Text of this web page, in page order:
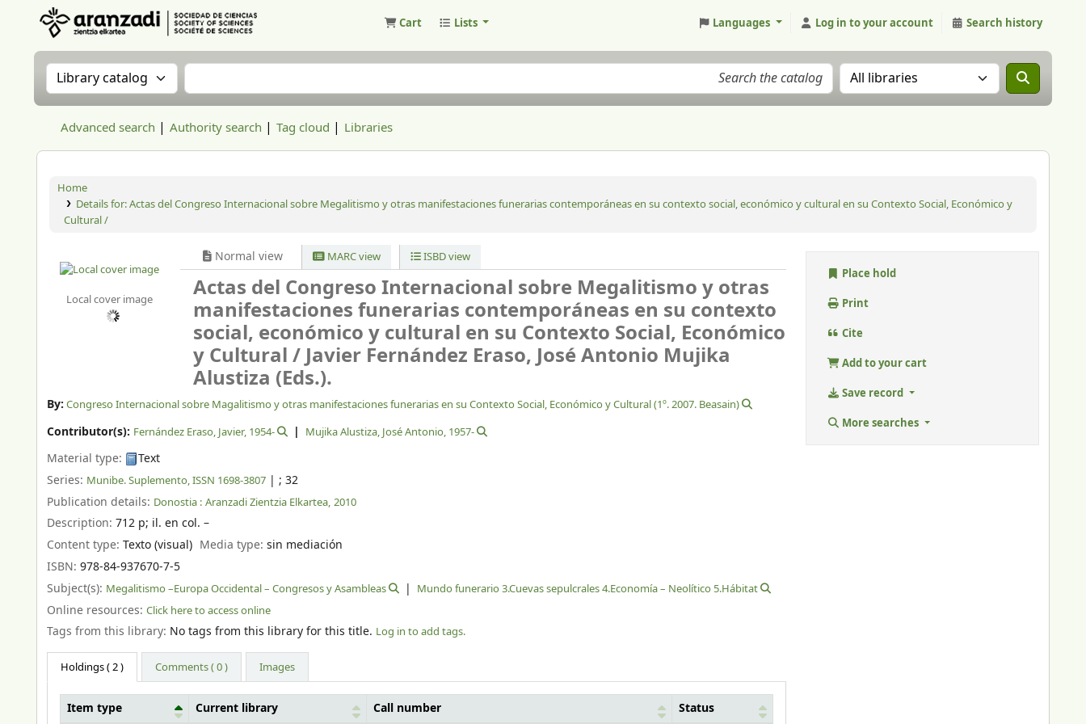
Cart Lists Languages Log in to your account Search history
Search the catalog by:Search the catalog Search the catalog in:
Advanced search Authority search Tag cloud Libraries
Home
Details for:Actas del Congreso Internacional sobre Megalitismo y otras manifestaciones funerarias contemporáneas en su contexto social, económico y cultural en su Contexto Social, Económico y
Cultural /
Local cover image
Normal view MARC view ISBD view
Actas del Congreso Internacional sobre Megalitismo y otras
manifestaciones funerarias contemporáneas en su contexto
social, económico y cultural en su Contexto Social, Económico
y Cultural /Javier Fernández Eraso, José Antonio Mujika
Alustiza (Eds.).
By: Congreso Internacional sobre Magalitismo y otras manifestaciones funerarias en su Contexto Social, Económico y Cultural (1º. 2007. Beasain)
Contributor(s): Fernández Eraso, Javier, 1954- Mujika Alustiza, José Antonio, 1957-
Material type:
Text
Series: Munibe. Suplemento, ISSN 1698-3807 | ; 32
Publication details: Donostia : Aranzadi Zientzia Elkartea, 2010
Description: 712 p; il. en col. –
Content type: Texto (visual) Media type:sin mediación
ISBN: 978-84-937670-7-5
Subject(s): Megalitismo –Europa Occidental – Congresos y Asambleas Mundo funerario 3.Cuevas sepulcrales 4.Economía – Neolítico 5.Hábitat
Online resources: Click here to access online
Tags from this library: No tags from this library for this title. Log in to add tags.
Holdings( 2 ) Comments ( 0 ) Images
Item type Current library Call number Status
Place hold
Print
Cite
Add to your cart
Save record
More searches